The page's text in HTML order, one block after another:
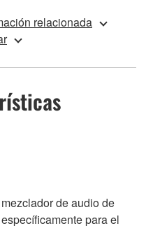
relacionada
de audio de
para el